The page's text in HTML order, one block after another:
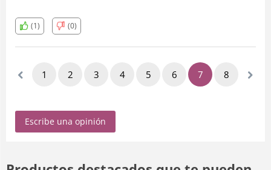
La foto ha salido genial, el puzzle tiene acabado brillante.
Recomiendo este producto y esta tienda.
(1) (0)
1 2 3 4 5 6 7 8 9
Escribe una opinión